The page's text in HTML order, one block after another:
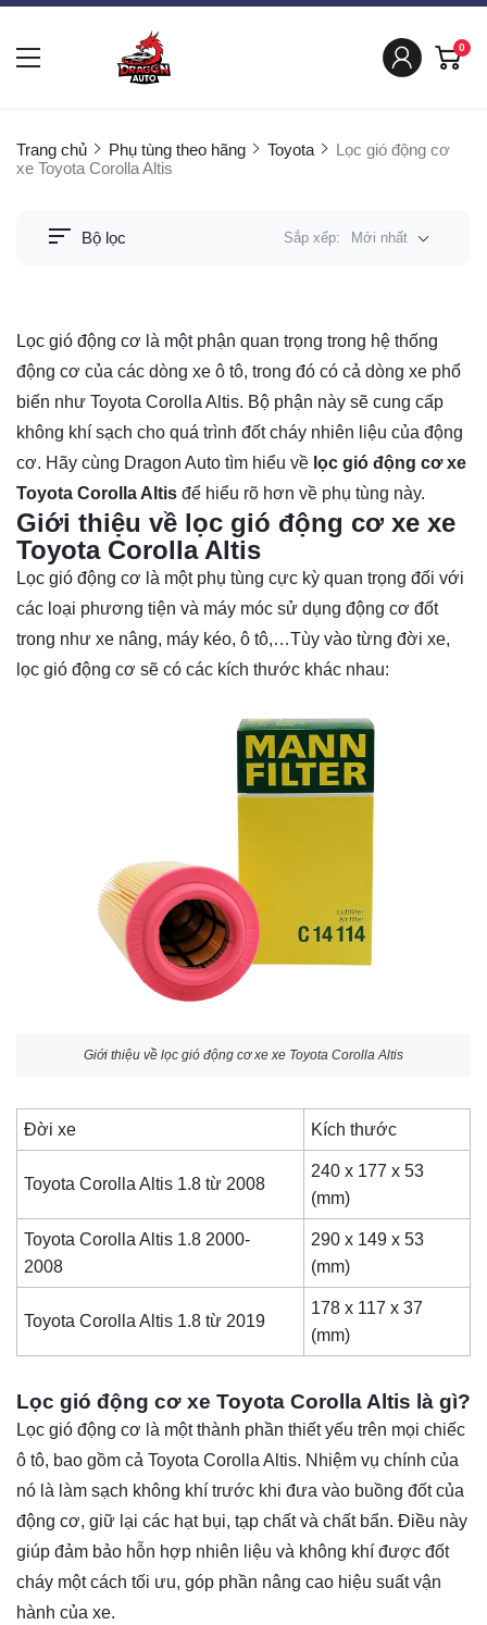
0
Trang chủ Phụ tùng theo hãng Toyota
Lọc gió động cơ
xe Toyota Corolla Altis
Bộ lọc Sắp xếp: Mới nhất
Lọc gió động cơ là một phận quan trọng trong hệ thống
động cơ của các dòng xe ô tô, trong đó có cả dòng xe phổ
biến như Toyota Corolla Altis. Bộ phận này sẽ cung cấp
không khí sạch cho quá trình đốt cháy nhiên liệu của động
cơ. Hãy cùng Dragon Auto tìm hiểu về lọc gió động cơ xe
Toyota Corolla Altis để hiểu rõ hơn về phụ tùng này.
Giới thiệu về lọc gió động cơ xe xe
Toyota Corolla Altis
Lọc gió động cơ là một phụ tùng cực kỳ quan trọng đối với
các loại phương tiện và máy móc sử dụng động cơ đốt
trong như xe nâng, máy kéo, ô tô,…Tùy vào từng đời xe,
lọc gió động cơ sẽ có các kích thước khác nhau:
Giới thiệu về lọc gió động cơ xe xe Toyota Corolla Altis
Đời xe Kích thước
Toyota Corolla Altis 1.8 từ 2008
240 x 177 x 53
(mm)
Toyota Corolla Altis 1.8 2000-
2008
290 x 149 x 53
(mm)
Toyota Corolla Altis 1.8 từ 2019
178 x 117 x 37
(mm)
Lọc gió động cơ xe Toyota Corolla Altis là gì?
Lọc gió động cơ là một thành phần thiết yếu trên mọi chiếc
ô tô, bao gồm cả Toyota Corolla Altis. Nhiệm vụ chính của
nó là làm sạch không khí trước khi đưa vào buồng đốt của
động cơ, giữ lại các hạt bụi, tạp chất và chất bẩn. Điều này
giúp đảm bảo hỗn hợp nhiên liệu và không khí được đốt
cháy một cách tối ưu, góp phần nâng cao hiệu suất vận
hành của xe.